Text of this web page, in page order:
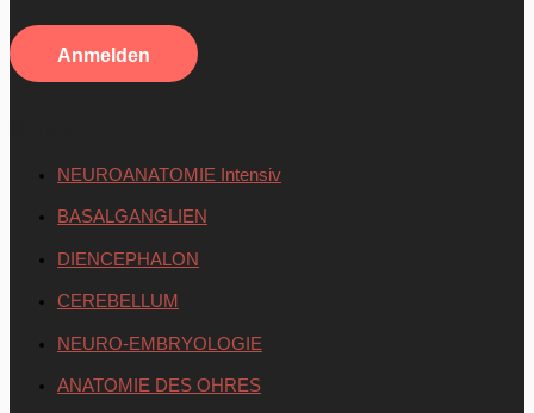
NEUROANATOMIE Intensiv
BASALGANGLIEN
DIENCEPHALON
CEREBELLUM
NEURO-EMBRYOLOGIE
ANATOMIE DES OHRES